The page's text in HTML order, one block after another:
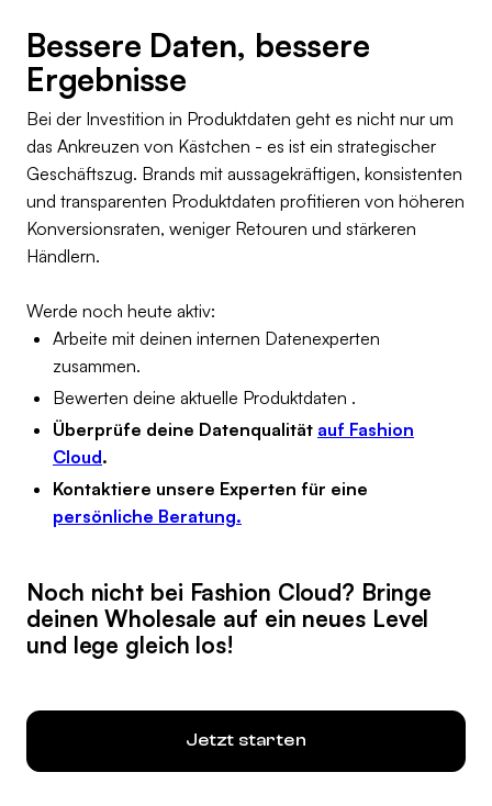
Bessere Daten, bessere
Ergebnisse
Bei der Investition in Produktdaten geht es nicht nur um
das Ankreuzen von Kästchen - es ist ein strategischer
Geschäftszug. Brands mit aussagekräftigen, konsistenten
und transparenten Produktdaten profitieren von höheren
Konversionsraten, weniger Retouren und stärkeren
Händlern.
Werde noch heute aktiv:
Arbeite mit deinen internen Datenexperten
zusammen.
Bewerten deine aktuelle Produktdaten .
Überprüfe deine Datenqualität auf Fashion
Cloud.
Kontaktiere unsere Experten für eine
persönliche Beratung.
Noch nicht bei Fashion Cloud? Bringe
deinen Wholesale auf ein neues Level
und lege gleich los!
Jetzt starten